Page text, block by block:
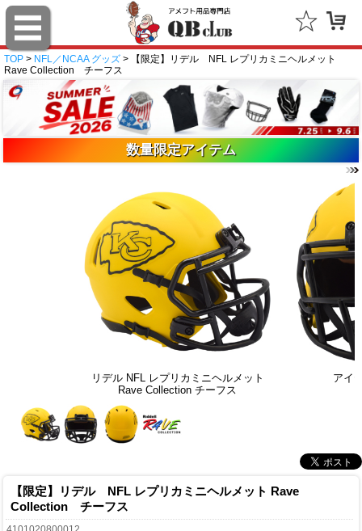
TOP > NFL／NCAA グッズ > 【限定】リデル NFL レプリカミニヘルメット
Rave Collection チーフス
数量限定アイテム
リデル NFL レプリカミニヘルメット
Rave Collection チーフス
アイ
【限定】リデル NFL レプリカミニヘルメット Rave
Collection チーフス